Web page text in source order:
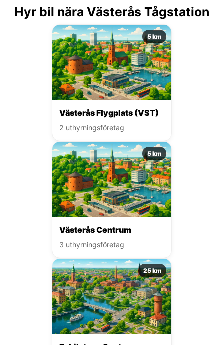
Hyr bil nära Västerås Tågstation
5 km
Västerås Flygplats (VST)
2 uthyrningsföretag
5 km
Västerås Centrum
3 uthyrningsföretag
25 km